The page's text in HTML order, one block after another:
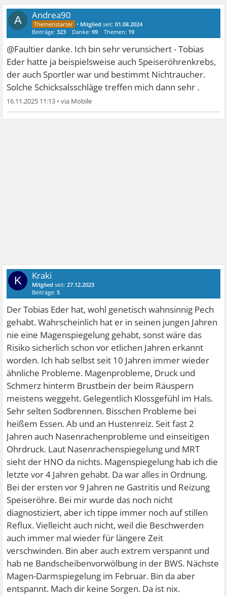
A Andrea90
• Mitglied seit:01.08.2024
Beiträge:323 Danke:99 Themen: 19
@Faultier danke. Ich bin sehr verunsichert - Tobias
Eder hatte ja beispielsweise auch Speiseröhrenkrebs,
der auch Sportler war und bestimmt Nichtraucher.
Solche Schicksalsschläge treffen mich dann sehr .
16.11.2025 11:13 •
K Kraki
Mitglied seit:27.12.2023
Beiträge:5
Der Tobias Eder hat, wohl genetisch wahnsinnig Pech
gehabt. Wahrscheinlich hat er in seinen jungen Jahren
nie eine Magenspiegelung gehabt, sonst wäre das
Risiko sicherlich schon vor etlichen Jahren erkannt
worden. Ich hab selbst seit 10 Jahren immer wieder
ähnliche Probleme. Magenprobleme, Druck und
Schmerz hinterm Brustbein der beim Räuspern
meistens weggeht. Gelegentlich Klossgefühl im Hals.
Sehr selten Sodbrennen. Bisschen Probleme bei
heißem Essen. Ab und an Hustenreiz. Seit fast 2
Jahren auch Nasenrachenprobleme und einseitigen
Ohrdruck. Laut Nasenrachenspiegelung und MRT
sieht der HNO da nichts. Magenspiegelung hab ich die
letzte vor 4 Jahren gehabt. Da war alles in Ordnung.
Bei der ersten vor 9 Jahren ne Gastritis und Reizung
Speiseröhre. Bei mir wurde das noch nicht
diagnostiziert, aber ich tippe immer noch auf stillen
Reflux. Vielleicht auch nicht, weil die Beschwerden
auch immer mal wieder für längere Zeit
verschwinden. Bin aber auch extrem verspannt und
hab ne Bandscheibenvorwölbung in der BWS. Nächste
Magen-Darmspiegelung im Februar. Bin da aber
entspannt. Mach dir keine Sorgen. Da ist nix.